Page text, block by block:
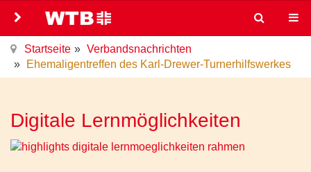
Startseite
Verbandsnachrichten
Ehemaligentreffen des Karl-Drewer-Turnerhilfswerkes
Digitale Lernmöglichkeiten